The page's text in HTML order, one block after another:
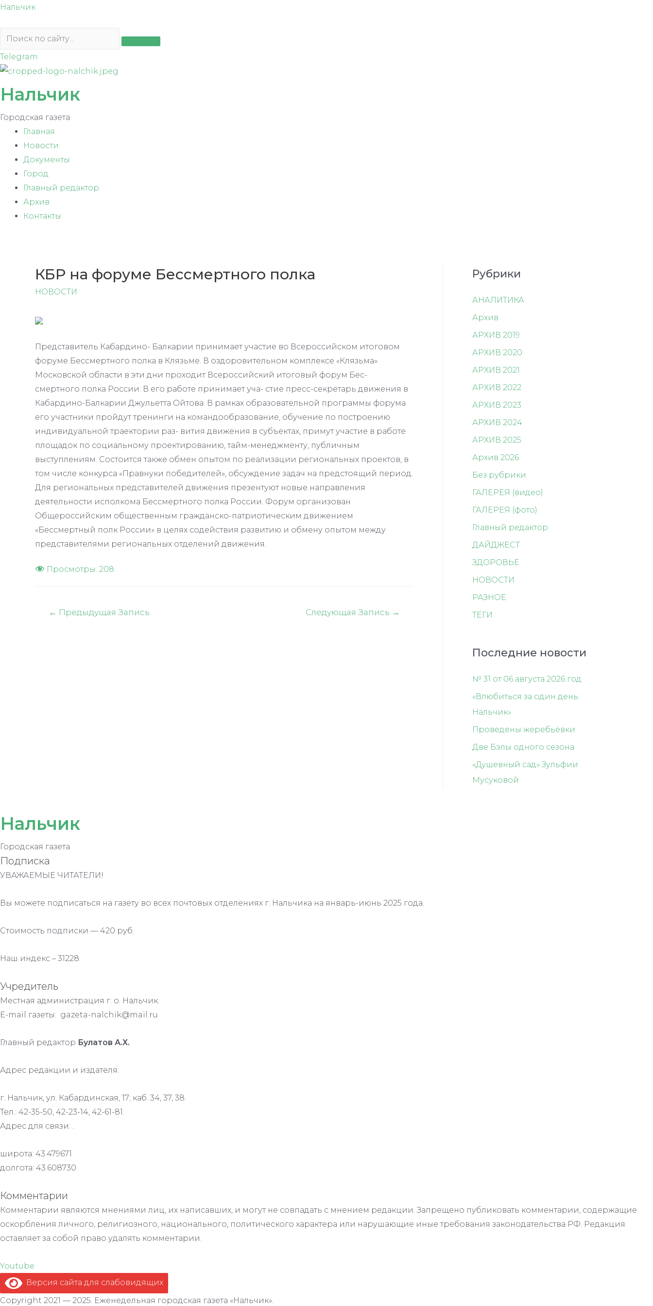
Перейти
содержимому
Нальчик
Telegram
Нальчик
Городская газета
Главная
Новости
Документы
Город
Главный редактор
Архив
Контакты
КБР на форуме Бессмертного полка
НОВОСТИ
Представитель Кабардино- Балкарии принимает участие во Всероссийском итоговом
форуме Бессмертного полка в Клязьме. В оздоровительном комплексе «Клязьма»
Московской области в эти дни проходит Всероссийский итоговый форум Бес-
смертного полка России. В его работе принимает уча- стие пресс-секретарь движения в
Кабардино-Балкарии Джульетта Ойтова. В рамках образовательной программы форума
его участники пройдут тренинги на командообразование, обучение по построению
индивидуальной траектории раз- вития движения в субъектах, примут участие в работе
площадок по социальному проектированию, тайм-менеджменту, публичным
выступлениям. Состоится также обмен опытом по реализации региональных проектов, в
том числе конкурса «Правнуки победителей», обсуждение задач на предстоящий период.
Для региональных представителей движения презентуют новые направления
деятельности исполкома Бессмертного полка России. Форум организован
Общероссийским общественным гражданско-патриотическим движением
«Бессмертный полк России» в целях содействия развитию и обмену опытом между
представителями региональных отделений движения.
Просмотры: 208
Навигация
← Предыдущая Запись Следующая Запись →
Рубрики
АНАЛИТИКА
Архив
АРХИВ 2019
АРХИВ 2020
АРХИВ 2021
АРХИВ 2022
АРХИВ 2023
АРХИВ 2024
АРХИВ 2025
Архив 2026
Без рубрики
ГАЛЕРЕЯ (видео)
ГАЛЕРЕЯ (фото)
Главный редактор
ДАЙДЖЕСТ
ЗДОРОВЬЕ
НОВОСТИ
РАЗНОЕ
ТЕГИ
Последние новости
№ 31 от 06 августа 2026 год
«Влюбиться за один день:
Нальчик»
Проведены жеребьёвки
Две Бэлы одного сезона
«Душевный сад» Зульфии
Мусуковой
Нальчик
Городская газета
Подписка
УВАЖАЕМЫЕ ЧИТАТЕЛИ!
Вы можете подписаться на газету во всех почтовых отделениях г. Нальчика на январь-июнь 2025 года.
Стоимость подписки — 420 руб.
Наш индекс – 31228.
Учредитель
Местная администрация г. о. Нальчик.
E-mail газеты: gazeta-nalchik@mail.ru
Главный редактор Булатов А.Х.
Адрес редакции и издателя:
г. Нальчик, ул. Кабардинская, 17; каб. 34, 37, 38.
Тел.: 42-35-50, 42-23-14, 42-61-81.
Адрес для связи: .
широта: 43.479671
долгота: 43.608730
Комментарии
Комментарии являются мнениями лиц, их написавших, и могут не совпадать с мнением редакции. Запрещено публиковать комментарии, содержащие
оскорбления личного, религиозного, национального, политического характера или нарушающие иные требования законодательства РФ. Редакция
оставляет за собой право удалять комментарии.
Youtube
Версия сайта для слабовидящих .
Copyright 2021 — 2025. Еженедельная городская газета «Нальчик».